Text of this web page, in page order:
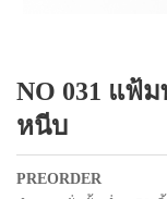
NO 031 แฟ้
หนีบ
PREORDER